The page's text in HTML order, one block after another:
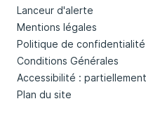
Lanceur d'alerte
Mentions légales
Politique de confidentialité
Conditions Générales
Accessibilité :
Plan du site